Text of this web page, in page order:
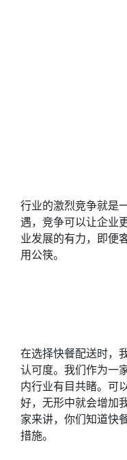
行业的激烈竞争就是
遇，竞争可以让企业
业发展的有力，即便
用公筷。
在选择快餐配送时，
认可度。我们作为一
内行业有目共睹。可
好，无形中就会增加
家来讲，你们知道快
措施。